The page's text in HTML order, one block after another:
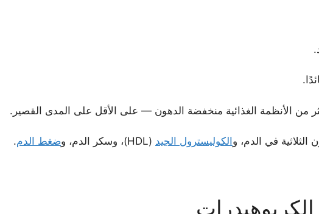
من الأنظمة الغذائية منخفضة الدهون — على الأقل على المدى القصير.
في الدم، و الكوليسترول الجيد (HDL)، وسكر الدم، و ضغط الدم.